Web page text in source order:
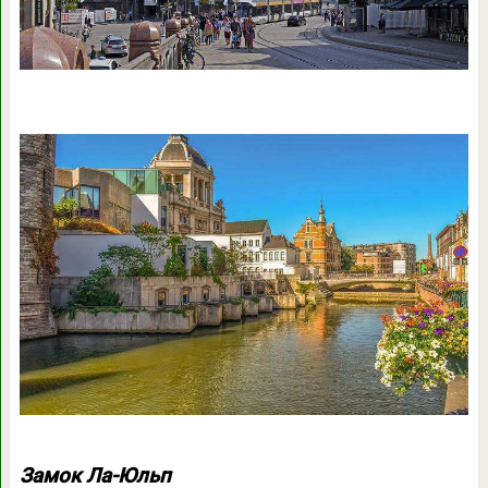
Замок Ла-Юльп